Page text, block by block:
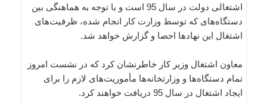
اشتغالی دولت در سال 95 است و با توجه به هماهنگی‌ بین
دستگاه‌‌های که توسط وزارت کار انجام شده، ظرفیت‌های
اشتغال این نهادها احصا و گزارش خواهد شد.
معاون اشتغال وزیر کار خاطرنشان کرد که در نشست امروز
تمام دستگاه‌ها و وزارتخانه‌ها مأموریت‌های لازم را برای
ایجاد اشتغال در سال 95 دریافت خواهند کرد.